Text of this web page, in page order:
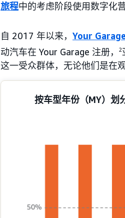
旅程中的考虑阶段使用数字化
自 2017 年以来， Your Garage
动汽车在 Your Garage 注册，
2
这一受众群体，无论他们是在
按车型年份（MY）划